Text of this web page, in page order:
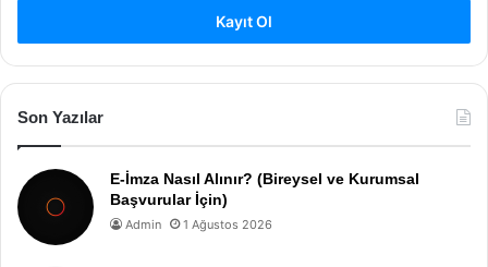
Kayıt Ol
Son Yazılar
E-İmza Nasıl Alınır? (Bireysel ve Kurumsal
Başvurular İçin)
Admin 1 Ağustos 2026